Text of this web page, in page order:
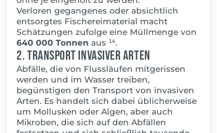
Verloren gegangenes oder absichtlich
entsorgtes Fischereimaterial macht
Schätzungen zufolge eine Müllmenge von
640 000 Tonnen aus ¹⁴.
2. Transport invasiver Arten
Abfälle, die von Flussläufen mitgerissen
werden und im Wasser treiben,
begünstigen den Transport von invasiven
Arten. Es handelt sich dabei üblicherweise
um Mollusken oder Algen, aber auch
Mikroben, die sich auf den Abfällen